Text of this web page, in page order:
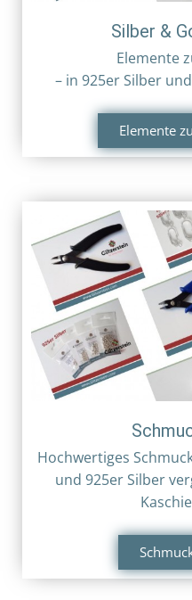
Silber &
Elemente
– in 925er Silber und
Elemente
Hochwertiges
und 925er Silber